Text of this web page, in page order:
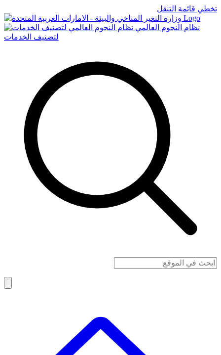
تخطي قائمة التنقل
Logo
نظام النجوم العالمي
لتصنيف الخدمات